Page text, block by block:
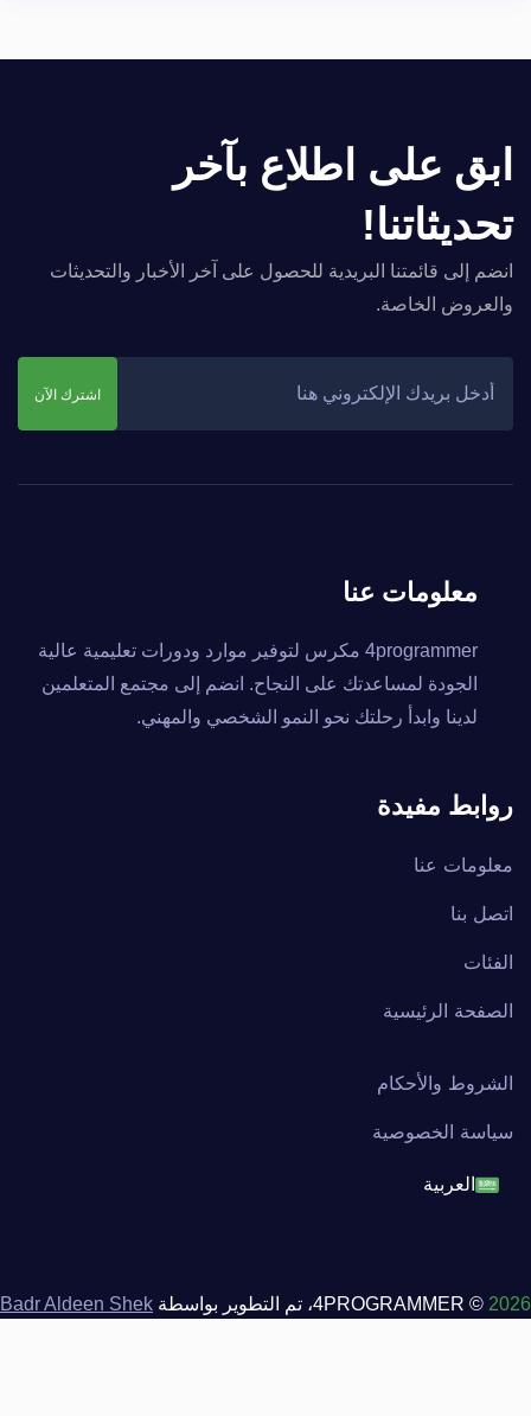
ابق على اطلاع بآخر
تحديثاتنا!
انضم إلى قائمتنا البريدية للحصول على آخر الأخبار والتحديثات
والعروض الخاصة.
اشترك الآن
معلومات عنا
4programmer مكرس لتوفير موارد ودورات تعليمية عالية
الجودة لمساعدتك على النجاح. انضم إلى مجتمع المتعلمين
لدينا وابدأ رحلتك نحو النمو الشخصي والمهني.
روابط مفيدة
معلومات عنا
اتصل بنا
الفئات
الصفحة الرئيسية
الشروط والأحكام
سياسة الخصوصية
العربية
français 2026 © 4PROGRAMMER، تم التطوير بواسطة
Badr Aldeen Shek